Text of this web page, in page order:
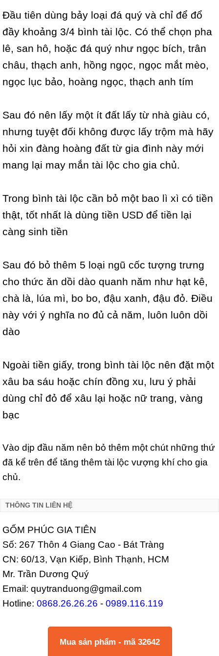
Đầu tiên dùng bảy loại đá quý và chỉ để đổ
đầy khoảng 3/4 bình tài lộc. Có thể chọn pha
lê, san hô, hoặc đá quý như ngọc bích, trân
châu, thạch anh, hồng ngọc, ngọc mắt mèo,
ngọc lục bảo, hoàng ngọc, thạch anh tím
Sau đó nên lấy một ít đất lấy từ nhà giàu có,
nhưng tuyệt đối không được lấy trộm mà hãy
hỏi xin đàng hoàng đất từ gia đình này mới
mang lại may mắn tài lộc cho gia chủ.
Trong bình tài lộc cần bỏ một bao lì xì có tiền
thật, tốt nhất là dùng tiền USD để tiền lại
càng sinh tiền
Sau đó bỏ thêm 5 loại ngũ cốc tượng trưng
cho thức ăn dồi dào quanh năm như hạt kê,
chà là, lúa mì, bo bo, đậu xanh, đậu đỏ. Điều
này với ý nghĩa no đủ cả năm, luôn luôn dồi
dào
Ngoài tiền giấy, trong bình tài lộc nên đặt một
xâu ba sáu hoặc chín đồng xu, lưu ý phải
dùng chỉ đỏ để xâu lại hoặc nữ trang, vàng
bạc
Vào dịp đầu năm nên bỏ thêm một chút những thứ
đã kể trên để tăng thêm tài lộc vượng khí cho gia
chủ.
THÔNG TIN LIÊN HỆ
GỐM PHÚC GIA TIÊN
Số: 267 Thôn 4 Giang Cao - Bát Tràng
CN: 60/13, Vạn Kiếp, Bình Thạnh, HCM
Mr. Trần Dương Quý
Email: quytranduong@gmail.com
Hotline: 0868.26.26.26 - 0989.116.119
Mua sản phẩm - mã 32642